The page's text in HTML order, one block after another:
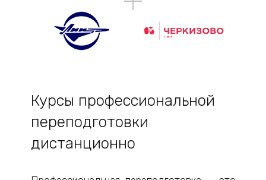
Курсы профессиональной
переподготовки
дистанционно